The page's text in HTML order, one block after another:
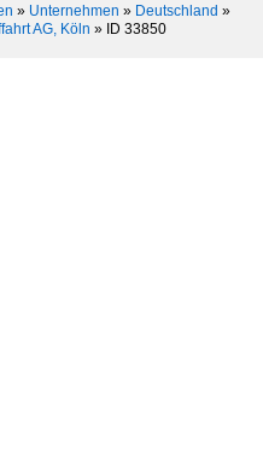
» Unternehmen » Deutschland »
AG, Köln » ID 33850